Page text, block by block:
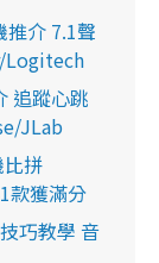
推介 7.1聲
Logitech
追蹤心跳
JLab
比拼
款獲滿分
巧教學 音